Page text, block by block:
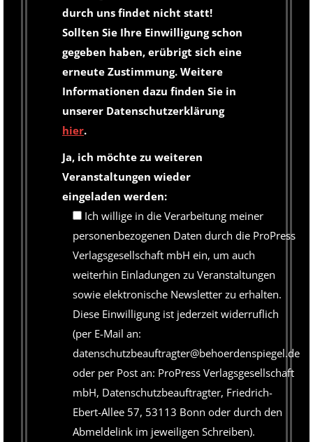
durch uns findet nicht statt!
Sollten Sie Ihre Einwilligung schon
gegeben haben, erübrigt sich eine
erneute Zustimmung. Weitere
Informationen dazu finden Sie in
unserer Datenschutzerklärung
hier.
Ja, ich möchte zu weiteren
Veranstaltungen wieder
eingeladen werden:
Ich willige in die Verarbeitung meiner
personenbezogenen Daten durch die ProPress
Verlagsgesellschaft mbH ein, um auch
weiterhin Einladungen zu Veranstaltungen
sowie elektronische Newsletter zu erhalten.
Diese Einwilligung ist jederzeit widerruflich
(per E-Mail an:
datenschutzbeauftragter@behoerdenspiegel.de
oder per Post an: ProPress Verlagsgesellschaft
mbH, Datenschutzbeauftragter, Friedrich-
Ebert-Allee 57, 53113 Bonn oder durch den
Abmeldelink im jeweiligen Schreiben).